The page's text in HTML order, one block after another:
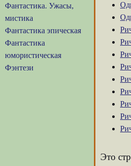
Фантастика. Ужасы,
мистика
Фантастика эпическая
Фантастика
юмористическая
Фэнтези
Это